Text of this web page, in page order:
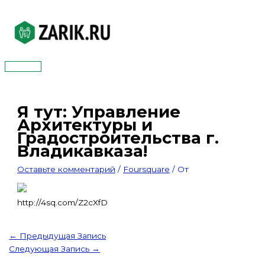
содержимому
Главное
Я тут: Управление
Архитектуры и
Градостроительства г.
Владикавказа!
Оставьте комментарий / Foursquare / От
http://4sq.com/Z2cXfD
← Предыдущая Запись
Следующая Запись →